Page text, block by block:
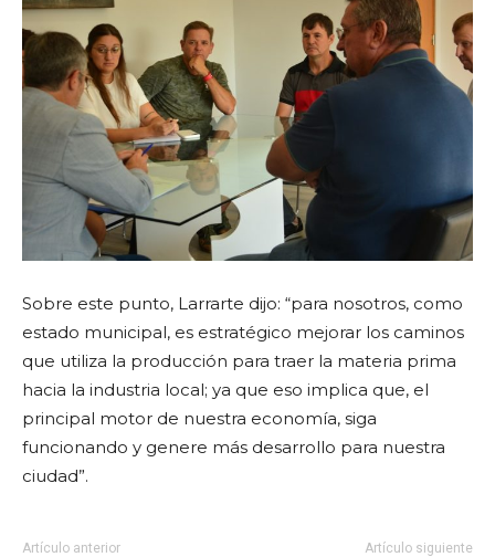
Sobre este punto, Larrarte dijo: “para nosotros, como
estado municipal, es estratégico mejorar los caminos
que utiliza la producción para traer la materia prima
hacia la industria local; ya que eso implica que, el
principal motor de nuestra economía, siga
funcionando y genere más desarrollo para nuestra
ciudad”.
Artículo anterior Artículo siguiente